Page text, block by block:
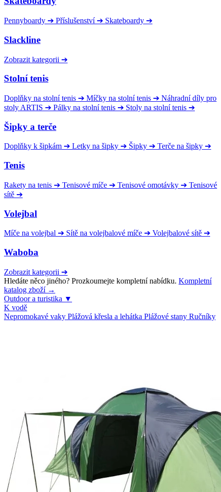
Pennyboardy ➔ Příslušenství ➔ Skateboardy ➔
Slackline
Zobrazit kategorii ➔
Stolní tenis
Doplňky na stolní tenis ➔ Míčky na stolní tenis ➔ Náhradní díly pro
stoly ARTIS ➔ Pálky na stolní tenis ➔ Stoly na stolní tenis ➔
Šipky a terče
Doplňky k šipkám ➔ Letky na šipky ➔ Šipky ➔ Terče na šipky ➔
Tenis
Rakety na tenis ➔ Tenisové míče ➔ Tenisové omotávky ➔ Tenisové
sítě ➔
Volejbal
Míče na volejbal ➔ Sítě na volejbalové míče ➔ Volejbalové sítě ➔
Waboba
Zobrazit kategorii ➔
Hledáte něco jiného? Prozkoumejte kompletní nabídku. Kompletní
katalog zboží →
Outdoor a turistika ▼
K vodě
Nepromokavé vaky Plážová křesla a lehátka Plážové stany Ručníky